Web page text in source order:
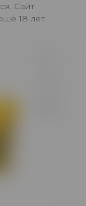
Сайт
18 лет.